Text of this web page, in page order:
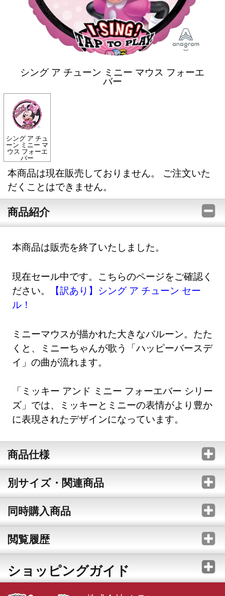
シング ア チューン ミニー マウス フォーエ
バー
シング ア チュ
ーン ミニー マ
ウス フォーエ
バー
本商品は現在販売しておりません。 ご注文いた
だくことはできません。
商品紹介
本商品は販売を終了いたしました。
現在セール中です。こちらのページをご確認く
ださい。
【訳あり】シング ア チューン セー
ル！
ミニーマウスが描かれた大きなバルーン。たた
くと、ミニーちゃんが歌う「ハッピーバースデ
イ」の曲が流れます。
「ミッキー アンド ミニー フォーエバー シリー
ズ」では、ミッキーとミニーの表情がより豊か
に表現されたデザインになっています。
商品仕様
別サイズ・関連商品
同時購入商品
閲覧履歴
ショッピングガイド